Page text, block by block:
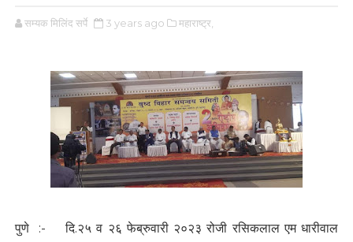
सम्यक मिलिंद सर्पे 3 years ago महाराष्ट्र,
पुणे :- दि.२५ व २६ फेब्रुवारी २०२३ रोजी रसिकलाल एम धारीवाल